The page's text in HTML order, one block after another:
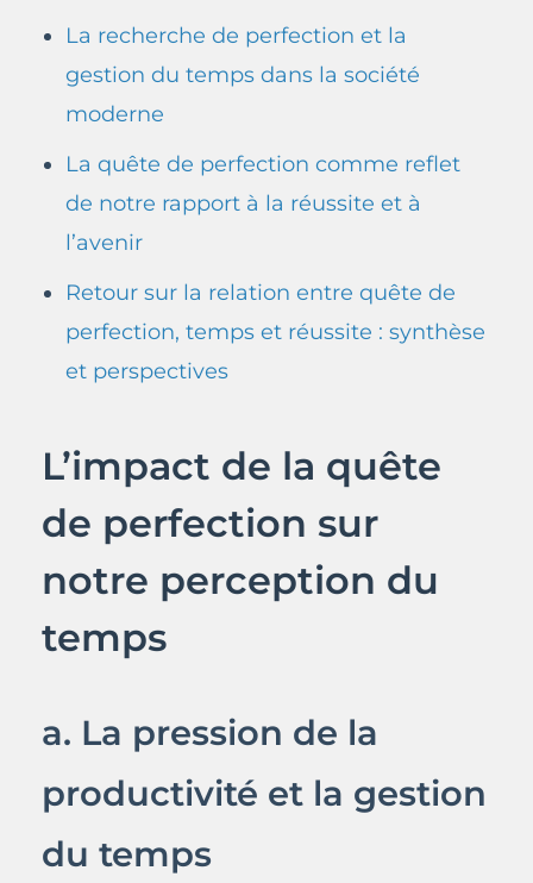
La recherche de perfection et la
gestion du temps dans la société
moderne
La quête de perfection comme reflet
de notre rapport à la réussite et à
l’avenir
Retour sur la relation entre quête de
perfection, temps et réussite : synthèse
et perspectives
L’impact de la quête
de perfection sur
notre perception du
temps
a. La pression de la
productivité et la gestion
du temps